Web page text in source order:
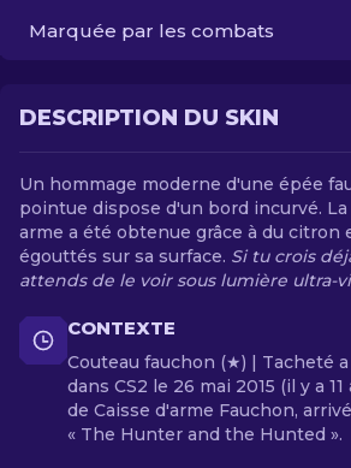
Marquée par les combats
DESCRIPTION DU SKIN
Un hommage moderne d'une épée
pointue dispose d'un bord incurvé.
arme a été obtenue grâce à du citron
égouttés sur sa surface. Si tu crois
attends de le voir sous lumière ultra-
CONTEXTE
Couteau fauchon (★) | Tacheté
dans CS2 le 26 mai 2015 (il y a
de Caisse d'arme Fauchon,
« The Hunter and the Hunted ».